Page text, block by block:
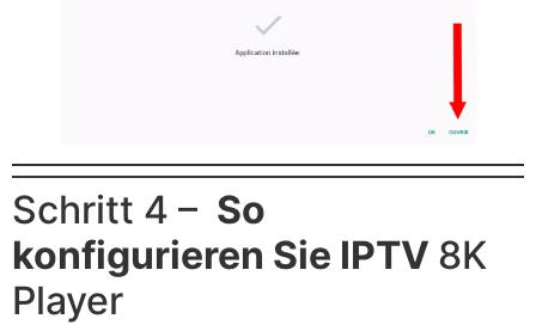
Schritt 4 – So
konfigurieren Sie IPTV 8K
Player